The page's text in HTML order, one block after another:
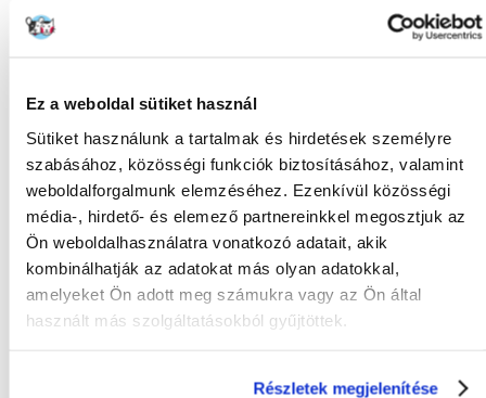
Ez a weboldal sütiket használ
Sütiket használunk a tartalmak és hirdetések személyre
szabásához, közösségi funkciók biztosításához, valamint
weboldalforgalmunk elemzéséhez. Ezenkívül közösségi
média-, hirdető- és elemező partnereinkkel megosztjuk az
Ön weboldalhasználatra vonatkozó adatait, akik
kombinálhatják az adatokat más olyan adatokkal,
amelyeket Ön adott meg számukra vagy az Ön által
használt más szolgáltatásokból gyűjtöttek.
Részletek megjelenítése
Gyakori Kérdések (GYIK)
Tulajdonságok
TETRA